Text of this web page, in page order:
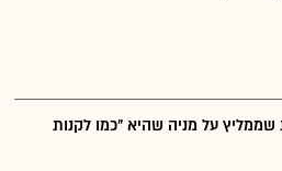
על מניה שהיא "כמו לקנות